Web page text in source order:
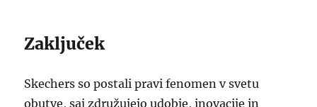
Zaključek
Skechers so postali pravi fenomen v svetu
obutve, saj združujejo udobje, inovacije in